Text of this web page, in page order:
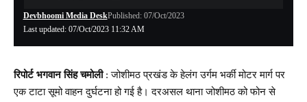
Last updated: 07/Oct/2023 11:32 AM
Devbhoomi Media DeskPublished: 07/Oct/2023
रिपोर्ट भगवान‌ सिंह चमोली: जोशीमठ प्रखंड के हेलंग उर्गम भर्की मोटर मार्ग पर
एक टाटा सूमो वाहन दुर्घटना हो गई है। दरअसल थाना जोशीमठ को फोन से